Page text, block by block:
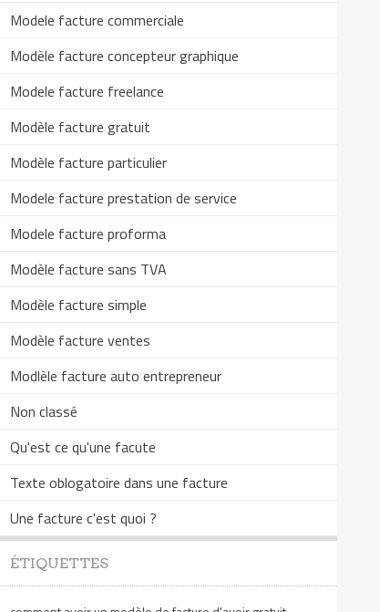
Modele facture commerciale
Modèle facture concepteur graphique
Modele facture freelance
Modèle facture gratuit
Modèle facture particulier
Modele facture prestation de service
Modele facture proforma
Modèle facture sans TVA
Modèle facture simple
Modèle facture ventes
Modlèle facture auto entrepreneur
Non classé
Qu'est ce qu'une facute
Texte oblogatoire dans une facture
Une facture c'est quoi ?
ÉTIQUETTES